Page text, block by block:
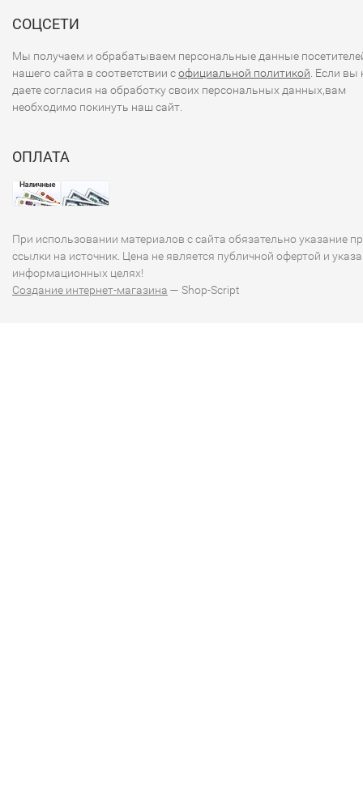
СОЦСЕТИ
Мы получаем и обрабатываем персональные данные
нашего сайта в соответствии софициальной политикой. Если вы
даете согласия на обработку своих персональных данных,вам
необходимо покинуть наш сайт.
ОПЛАТА
При использовании материалов с сайта обязательно указание
ссылки на источник. Цена не является публичной офертой и
информационных целях!
Создание интернет-магазина — Shop-Script